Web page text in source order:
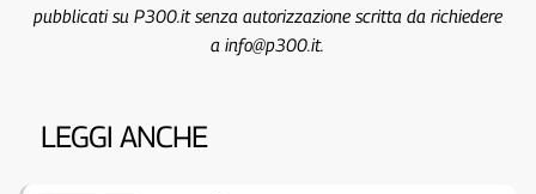
pubblicati su P300.it senza autorizzazione scritta da richiedere
a info@p300.it.
LEGGI ANCHE